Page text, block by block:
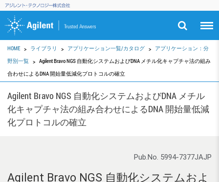
HOME ライブラリ アプリケーション一覧/カタログ
アプリケーション：分
野別一覧
Agilent Bravo NGS 自動化システムおよびDNA メチル化キャプチャ法の組み
合わせによるDNA 開始量低減化プロトコルの確立
Agilent Bravo NGS 自動化システムおよびDNA メチル
化キャプチャ法の組み合わせによるDNA 開始量低減
化プロトコルの確立
Pub.No. 5994-7377JAJP
Agilent Bravo NGS 自動化システムおよ